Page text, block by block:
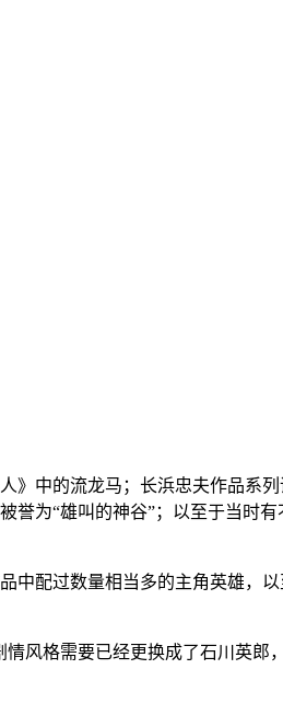
中的流龙马；长浜忠夫作品系
为“雄叫的神谷”；以至于当时
配过数量相当多的主角英雄，
风格需要已经更换成了石川英